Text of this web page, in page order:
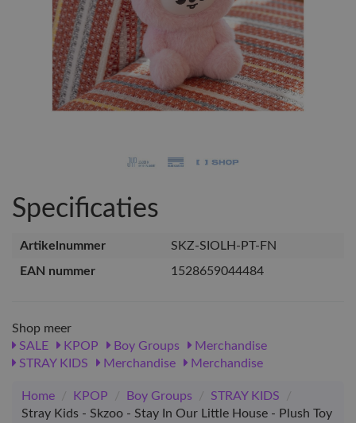
Specificaties
Artikelnummer
SKZ-SIOLH-PT-FN
EAN nummer
1528659044484
Shop meer
SALE
KPOP Boy Groups
Merchandise
STRAY KIDS
Merchandise Merchandise
Home / KPOP / Boy Groups / STRAY KIDS
/
Stray Kids - Skzoo - Stay In Our Little House - Plush Toy